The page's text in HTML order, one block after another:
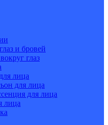
и бровей
глаз
лица
для лица
для лица
лица